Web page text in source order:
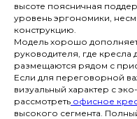
высоте поясничная
уровень эргономики,
конструкцию.
Модель хорошо
руководителя, где кресла
размещаются рядом с
Если для переговорной
визуальный характер с
рассмотреть офисное
высокого сегмента.